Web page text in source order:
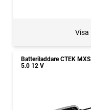
Visa
Batteriladdare CTEK MXS
5.0 12 V